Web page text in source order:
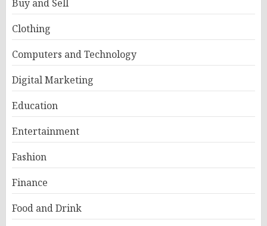
Buy and Sell
Clothing
Computers and Technology
Digital Marketing
Education
Entertainment
Fashion
Finance
Food and Drink